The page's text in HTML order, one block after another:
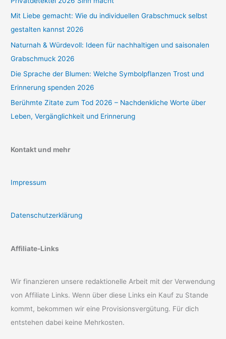
Mit Liebe gemacht: Wie du individuellen Grabschmuck selbst
gestalten kannst 2026
Naturnah & Würdevoll: Ideen für nachhaltigen und saisonalen
Grabschmuck 2026
Die Sprache der Blumen: Welche Symbolpflanzen Trost und
Erinnerung spenden 2026
Berühmte Zitate zum Tod 2026 – Nachdenkliche Worte über
Leben, Vergänglichkeit und Erinnerung
Kontakt und mehr
Impressum
Datenschutzerklärung
Affiliate-Links
Wir finanzieren unsere redaktionelle Arbeit mit der Verwendung
von Affiliate Links. Wenn über diese Links ein Kauf zu Stande
kommt, bekommen wir eine Provisionsvergütung. Für dich
entstehen dabei keine Mehrkosten.